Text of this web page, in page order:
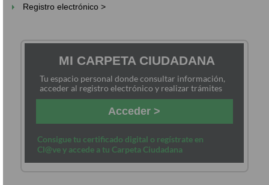
Registro electrónico >
MI CARPETA CIUDADANA
Tu espacio personal donde consultar información,
acceder al registro electrónico y realizar trámites
Acceder >
Consigue tu certificado digital o regístrate en
Cl@ve y accede a tu Carpeta Ciudadana